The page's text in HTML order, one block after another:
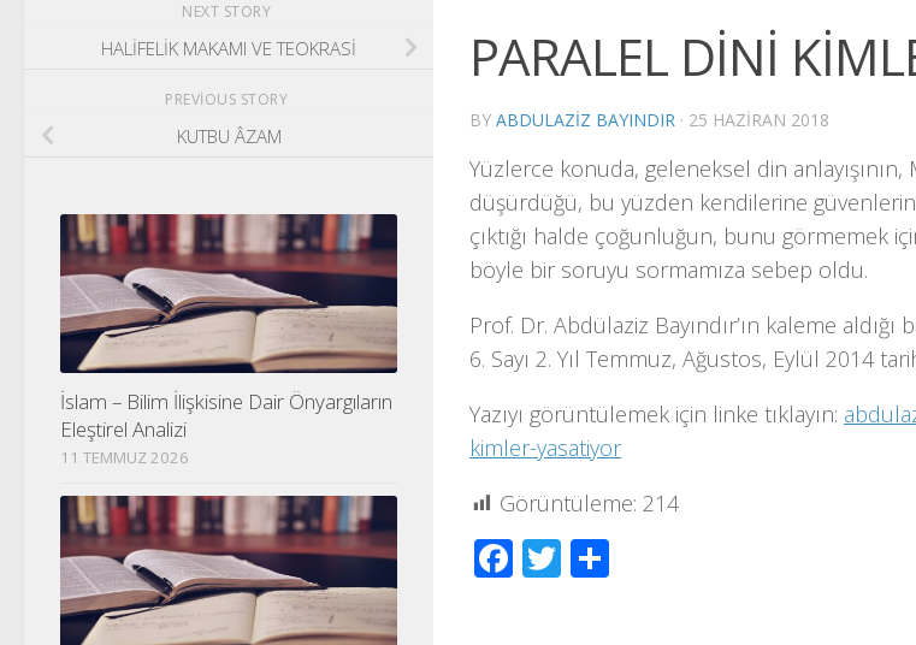
PARALEL DİNİ
BY ABDULAZIZ BAYINDIR · 25 HAZIRAN 2018
Yüzlerce konuda, geleneksel din
düşürdüğü, bu yüzden kendilerine
çıktığı halde çoğunluğun, bunu görmemek
böyle bir soruyu sormamıza sebep oldu.
Prof. Dr. Abdülaziz Bayındır’ın kaleme
6. Sayı 2. Yıl Temmuz, Ağustos, Eylül 2014
Yazıyı görüntülemek için linke tıklayın:
kimler-yasatiyor
Görüntüleme: 214
Facebook
Twitter
NEXT STORY
HALİFELİK MAKAMI VE TEOKRASİ
PREVIOUS STORY
KUTBU ÂZAM
İslam – Bilim İlişkisine Dair Önyargıların
Eleştirel Analizi
11 TEMMUZ 2026